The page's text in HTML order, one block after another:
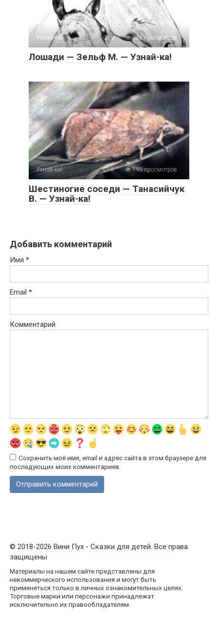
Узнай-ка! 0 306 просмотров
Лошади — Зельф М. — Узнай-ка!
Узнай-ка! 0 195 просмотров
Шестиногие соседи — Танасийчук
В. — Узнай-ка!
Добавить комментарий
Имя *
Email *
Комментарий
Сохранить моё имя, email и адрес сайта в этом браузере для
последующих моих комментариев.
© 2018-2026 Вини Пух - Сказки для детей. Все права
защищены
Материалы на нашем сайте представлены для
некоммерческого использования и могут быть
применяться только в личных ознакомительных целях.
Торговые марки или персонажи принадлежат
исключительно их правообладателям.